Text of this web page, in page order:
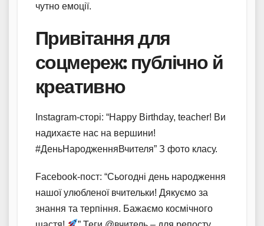
чутно емоції.
Привітання для
соцмереж: публічно й
креативно
Instagram-сторі: “Happy Birthday, teacher! Ви
надихаєте нас на вершини!
#ДеньНародженняВчителя” З фото класу.
Facebook-пост: “Сьогодні день народження
нашої улюбленої вчительки! Дякуємо за
знання та терпіння. Бажаємо космічного